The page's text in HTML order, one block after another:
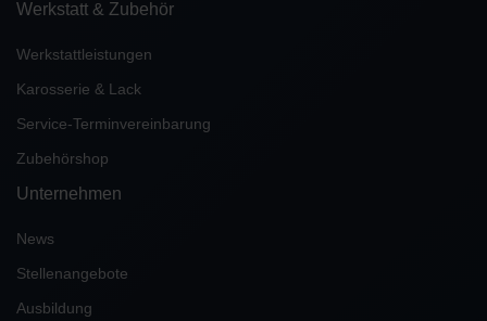
Werkstatt & Zubehör
Werkstattleistungen
Karosserie & Lack
Service-Terminvereinbarung
Zubehörshop
Unternehmen
News
Stellenangebote
Ausbildung